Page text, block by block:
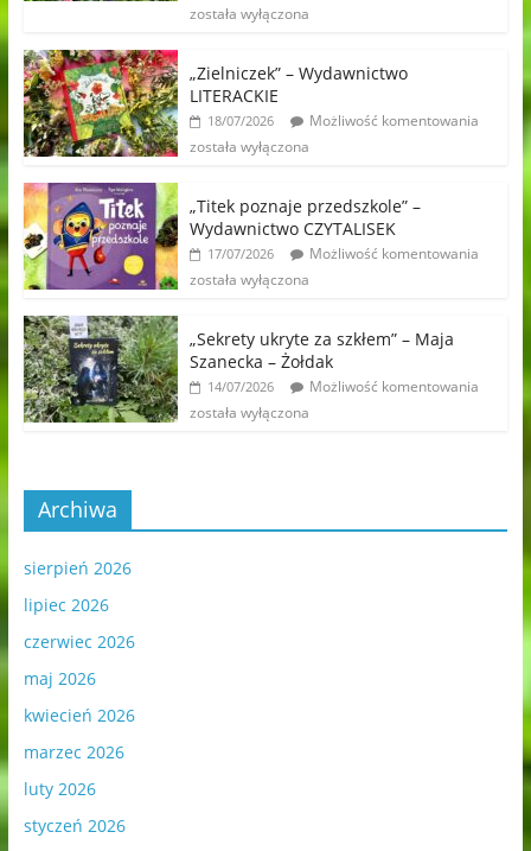
została wyłączona
„Zielniczek” – Wydawnictwo
LITERACKIE
18/07/2026
Możliwość komentowania
została wyłączona
„Titek poznaje przedszkole” –
Wydawnictwo CZYTALISEK
17/07/2026
Możliwość komentowania
została wyłączona
„Sekrety ukryte za szkłem” – Maja
Szanecka – Żołdak
14/07/2026
Możliwość komentowania
została wyłączona
Archiwa
sierpień 2026
lipiec 2026
czerwiec 2026
maj 2026
kwiecień 2026
marzec 2026
luty 2026
styczeń 2026